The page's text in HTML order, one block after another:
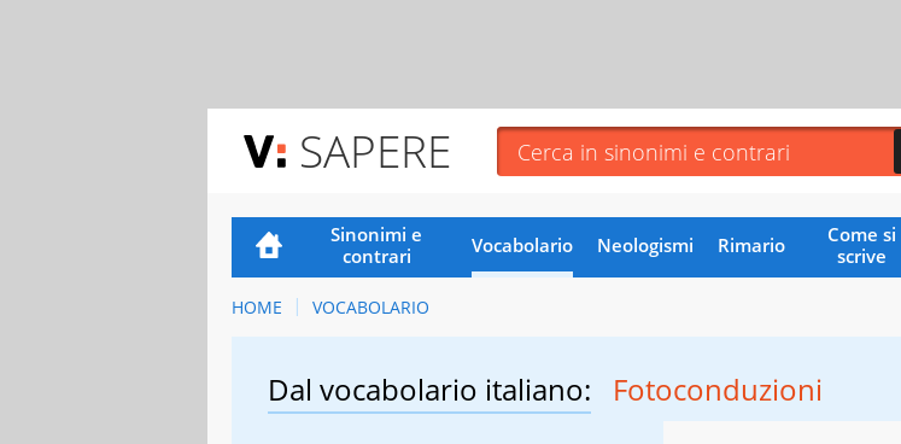
SAPERE
Sinonimi e
contrari
Vocabolario Neologismi Rimario
Come si
scrive
HOME VOCABOLARIO
Dal vocabolario italiano: Fotoconduzioni